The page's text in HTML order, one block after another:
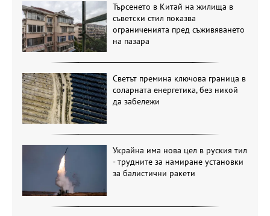
Търсенето в Китай на жилища в
съветски стил показва
ограниченията пред съживяването
на пазара
Светът премина ключова граница в
соларната енергетика, без никой
да забележи
Украйна има нова цел в руския тил
- трудните за намиране установки
за балистични ракети